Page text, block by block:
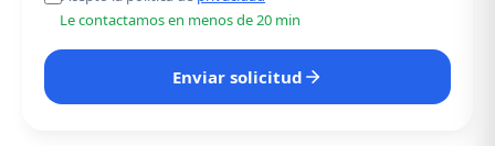
Le contactamos en menos de 20 min
Enviar solicitud